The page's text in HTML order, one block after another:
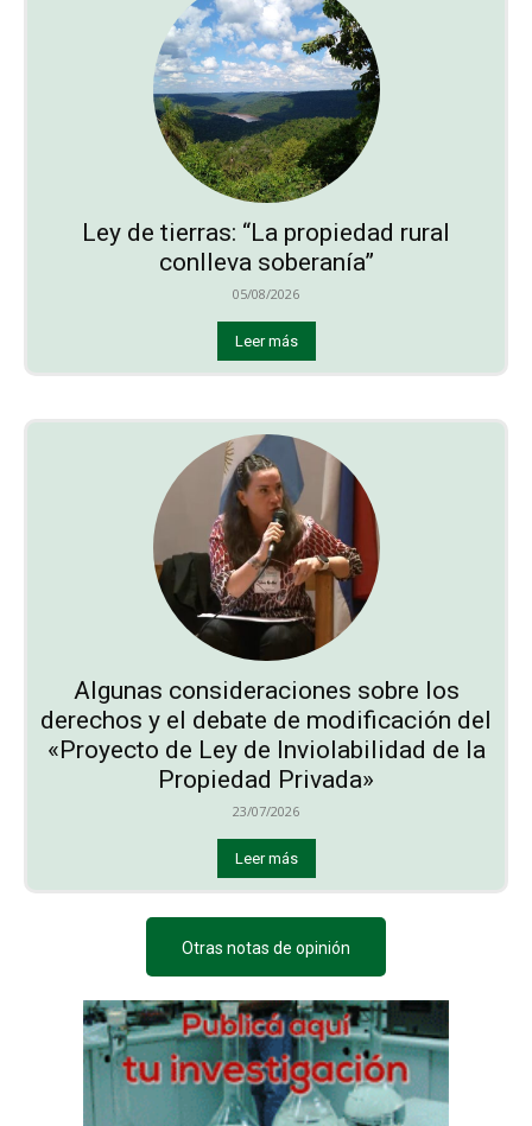
Ley de tierras: “La propiedad rural
conlleva soberanía”
05/08/2026
Leer más
Algunas consideraciones sobre los
derechos y el debate de modificación del
«Proyecto de Ley de Inviolabilidad de la
Propiedad Privada»
23/07/2026
Leer más
Otras notas de opinión